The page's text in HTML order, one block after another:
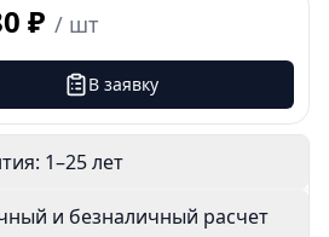
₽ / шт
В заявку
1–25 лет
и безналичный расчет